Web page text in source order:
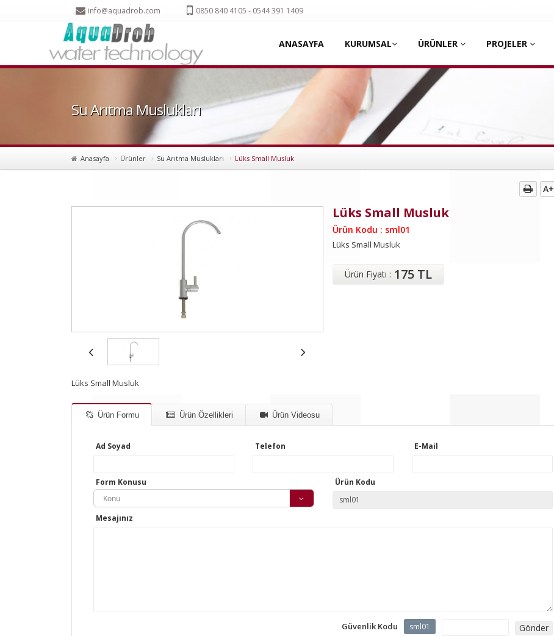
info@aquadrob.com 0850 840 4105 - 0544 391 1409
ANASAYFA KURUMSAL ÜRÜNLER PROJELER
Su Arıtma Muslukları
Anasayfa Ürünler Su Arıtma Muslukları Lüks Small Musluk
A+
Lüks Small Musluk
Ürün Kodu : sml01
Lüks Small Musluk
Ürün Fiyatı : 175 TL
Lüks Small Musluk
Ürün Formu Ürün Özellikleri Ürün Videosu
Ad Soyad Telefon E-Mail
Form Konusu
Konu
Ürün Kodu
Mesajınız
Güvenlik Kodu sml01